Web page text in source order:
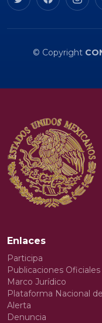
© Copyright
Enlaces
Participa
Publicaciones Oficiales
Marco Jurídico
Plataforma Nacional
Alerta
Denuncia